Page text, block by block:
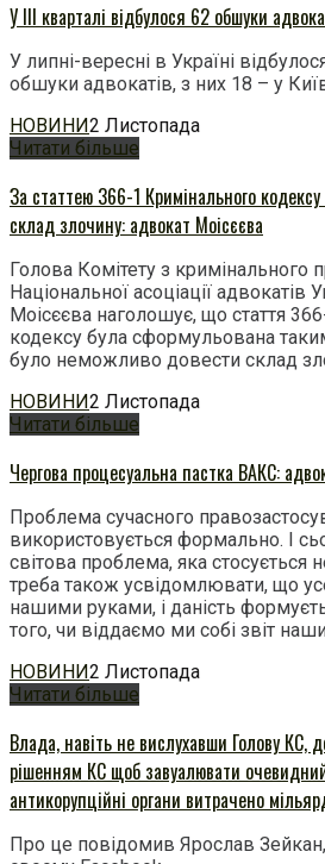
У ІІІ кварталі відбулося 62 обшуки
У липні-вересні в Україні
обшуки адвокатів, з них 18 – у
НОВИНИ2 Листопада
Читати більше
За статтею 366-1 Кримінального
склад злочину: адвокат Моісєєва
Голова Комітету з кримінального
Національної асоціації адвокатів
Моісєєва наголошує, що стаття
кодексу була сформульована
було неможливо довести склад
НОВИНИ2 Листопада
Читати більше
Чергова процесуальна пастка ВАКС:
Проблема сучасного
використовується формально. І
світова проблема, яка стосується
треба також усвідомлювати, що
нашими руками, і даність
того, чи віддаємо ми собі звіт
НОВИНИ2 Листопада
Читати більше
Влада, навіть не вислухавши Голову КС,
рішенням КС щоб завуалювати
антикорупційні органи витрачено
Про це повідомив Ярослав